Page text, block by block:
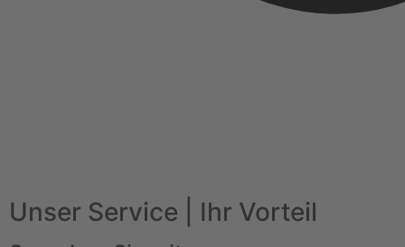
Unser Service | Ihr Vorteil